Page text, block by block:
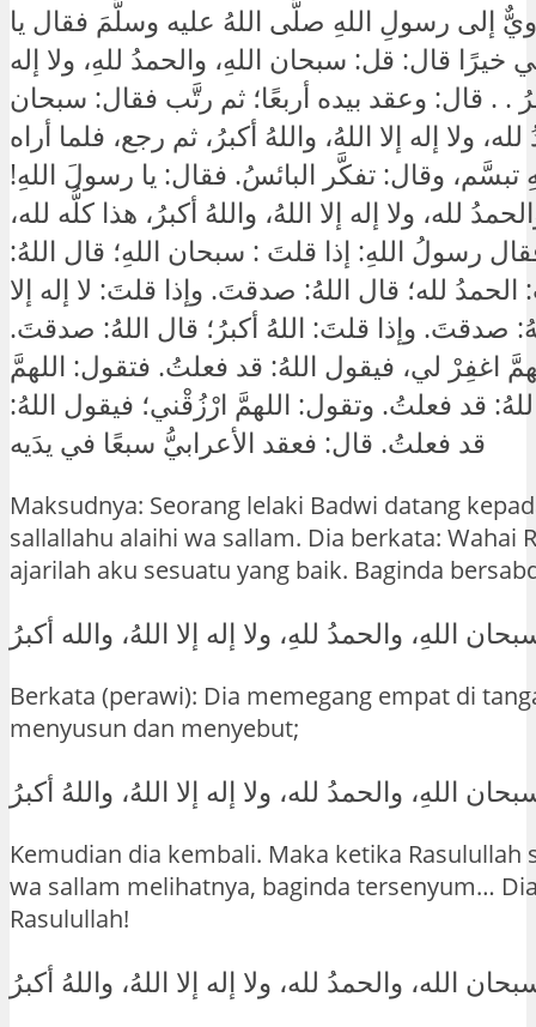
إلى رسولِ اللهِ صلَّى اللهُ عليه وسلَّمَ فقال يا
خيرًا قال: قل: سبحان اللهِ، والحمدُ للهِ، ولا إله
. . قال: وعقد بيده أربعًا؛ ثم رتَّب فقال: سبحان
ولا إله إلا اللهُ، واللهُ أكبرُ، ثم رجع، فلما أراه
تبسَّم، وقال: تفكَّر البائسُ. فقال: يا رسولَ اللهِ!
لله، ولا إله إلا اللهُ، واللهُ أكبرُ، هذا كلُّه لله،
رسولُ اللهِ: إذا قلتَ : سبحان اللهِ؛ قال اللهُ:
لله؛ قال اللهُ: صدقتَ. وإذا قلتَ: لا إله إلا
صدقتَ. وإذا قلتَ: اللهُ أكبرُ؛ قال اللهُ: صدقتَ.
اغفِرْ لي، فيقول اللهُ: قد فعلتُ. فتقول: اللهمَّ
قد فعلتُ. وتقول: اللهمَّ ارْزُقْني؛ فيقول اللهُ:
قد فعلتُ. قال: فعقد الأعرابيُّ سبعًا في يدَيه
Maksudnya: Seorang lelaki Badwi datang
sallallahu alaihi wa sallam. Dia berkata: Wahai
ajarilah aku sesuatu yang baik. Baginda
Berkata (perawi): Dia memegang empat di
menyusun dan menyebut;
Kemudian dia kembali. Maka ketika Rasulullah
wa sallam melihatnya, baginda tersenyum…
Rasulullah!